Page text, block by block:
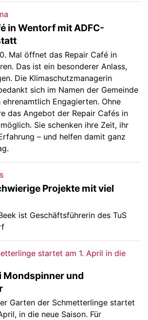
in Wentorf mit ADFC-
Mal öffnet das Repair Café in
Das ist ein besonderer Anlass,
Die Klimaschutzmanagerin
sich im Namen der Gemeinde
Engagierten. Ohne
das Angebot der Repair Cafés in
Sie schenken ihre Zeit, ihr
– und helfen damit ganz
Projekte mit viel
ist Geschäftsführerin des TuS
startet am 1. April in die
Mondspinner und
Garten der Schmetterlinge startet
in die neue Saison. Für